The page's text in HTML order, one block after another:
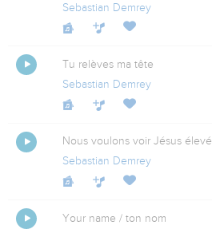
Sebastian Demrey
Tu relèves ma tête
Sebastian Demrey
Nous voulons voir Jésus élevé
Sebastian Demrey
Your name / ton nom